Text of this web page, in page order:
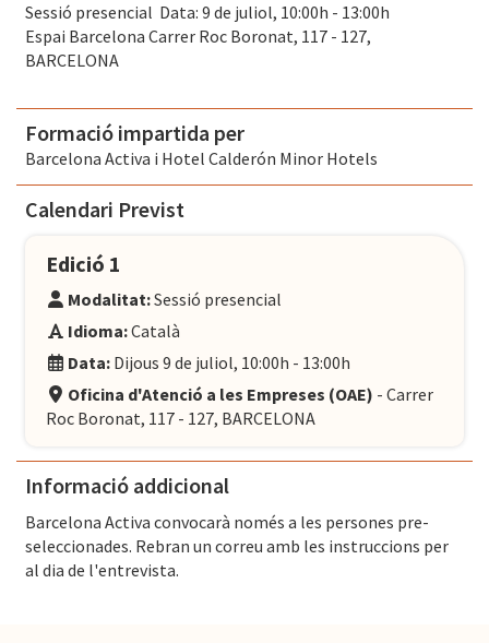
Sessió presencial Data: 9 de juliol, 10:00h - 13:00h
Espai Barcelona Carrer Roc Boronat, 117 - 127,
BARCELONA
Formació impartida per
Barcelona Activa i Hotel Calderón Minor Hotels
Calendari Previst
Edició 1
Modalitat:Sessió presencial
Idioma:Català
Data: Dijous 9 de juliol, 10:00h - 13:00h
Oficina d'Atenció a les Empreses (OAE) - Carrer
Roc Boronat, 117 - 127, BARCELONA
Informació addicional
Barcelona Activa convocarà només a les persones pre-
seleccionades. Rebran un correu amb les instruccions per
al dia de l'entrevista.